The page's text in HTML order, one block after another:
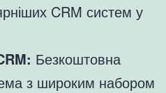
CRM систем у
Безкоштовна
з широким набором